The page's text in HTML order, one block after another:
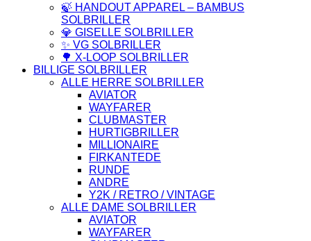
🍃 HANDOUT APPAREL – BAMBUS
SOLBRILLER
💎 GISELLE SOLBRILLER
✨ VG SOLBRILLER
🌳 X-LOOP SOLBRILLER
BILLIGE SOLBRILLER
ALLE HERRE SOLBRILLER
AVIATOR
WAYFARER
CLUBMASTER
HURTIGBRILLER
MILLIONAIRE
FIRKANTEDE
RUNDE
ANDRE
Y2K / RETRO / VINTAGE
ALLE DAME SOLBRILLER
AVIATOR
WAYFARER